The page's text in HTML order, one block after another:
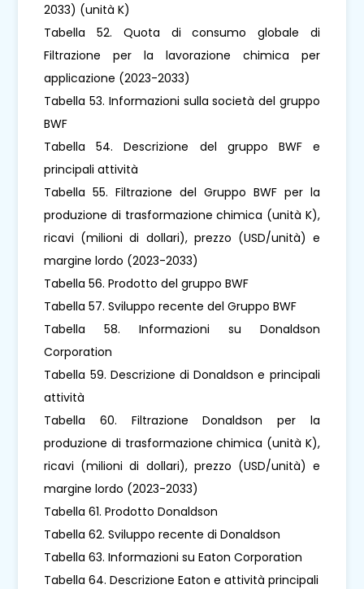
2033) (unità K)
Tabella 52. Quota di consumo globale di
Filtrazione per la lavorazione chimica per
applicazione (2023-2033)
Tabella 53. Informazioni sulla società del gruppo
BWF
Tabella 54. Descrizione del gruppo BWF e
principali attività
Tabella 55. Filtrazione del Gruppo BWF per la
produzione di trasformazione chimica (unità K),
ricavi (milioni di dollari), prezzo (USD/unità) e
margine lordo (2023-2033)
Tabella 56. Prodotto del gruppo BWF
Tabella 57. Sviluppo recente del Gruppo BWF
Tabella 58. Informazioni su Donaldson
Corporation
Tabella 59. Descrizione di Donaldson e principali
attività
Tabella 60. Filtrazione Donaldson per la
produzione di trasformazione chimica (unità K),
ricavi (milioni di dollari), prezzo (USD/unità) e
margine lordo (2023-2033)
Tabella 61. Prodotto Donaldson
Tabella 62. Sviluppo recente di Donaldson
Tabella 63. Informazioni su Eaton Corporation
Tabella 64. Descrizione Eaton e attività principali